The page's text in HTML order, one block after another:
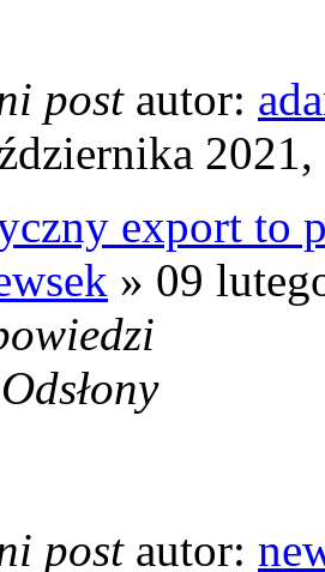
post autor:
export to
» 09
Odsłony
post autor: